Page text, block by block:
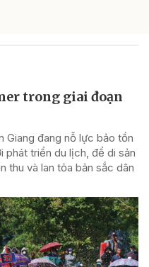
trong giai đoạn
Giang đang nỗ lực bảo tồn
phát triển du lịch, để di sản
thu và lan tỏa bản sắc dân